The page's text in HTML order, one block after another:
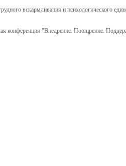
вскармливания и психологического
конференция "Внедрение. Поощрение.